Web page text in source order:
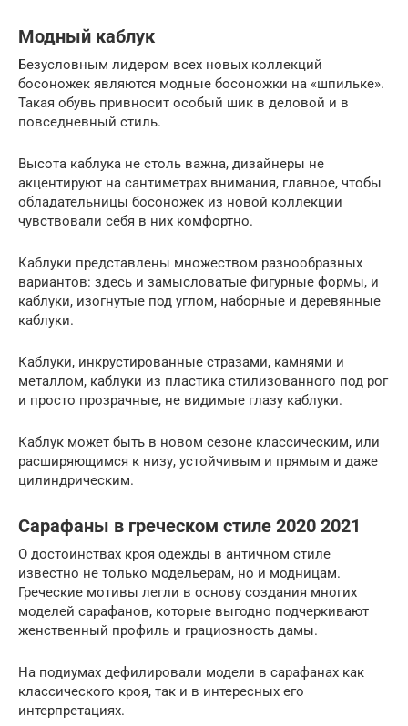
Модный каблук
Безусловным лидером всех новых коллекций
босоножек являются модные босоножки на «шпильке».
Такая обувь привносит особый шик в деловой и в
повседневный стиль.
Высота каблука не столь важна, дизайнеры не
акцентируют на сантиметрах внимания, главное, чтобы
обладательницы босоножек из новой коллекции
чувствовали себя в них комфортно.
Каблуки представлены множеством разнообразных
вариантов: здесь и замысловатые фигурные формы, и
каблуки, изогнутые под углом, наборные и деревянные
каблуки.
Каблуки, инкрустированные стразами, камнями и
металлом, каблуки из пластика стилизованного под рог
и просто прозрачные, не видимые глазу каблуки.
Каблук может быть в новом сезоне классическим, или
расширяющимся к низу, устойчивым и прямым и даже
цилиндрическим.
Сарафаны в греческом стиле 2020 2021
О достоинствах кроя одежды в античном стиле
известно не только модельерам, но и модницам.
Греческие мотивы легли в основу создания многих
моделей сарафанов, которые выгодно подчеркивают
женственный профиль и грациозность дамы.
На подиумах дефилировали модели в сарафанах как
классического кроя, так и в интересных его
интерпретациях.